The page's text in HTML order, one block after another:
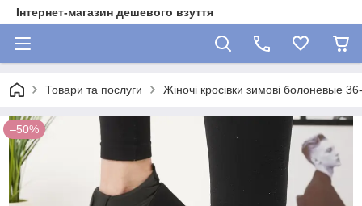
Інтернет-магазин дешевого взуття
Товари та послуги Жіночі кросівки зимові болоневые
–50%